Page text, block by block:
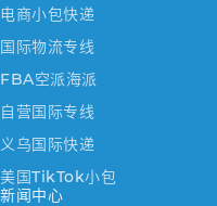
电商小包快递
国际物流专线
FBA空派海派
自营国际专线
义乌国际快递
美国TikTok小包
新闻中心